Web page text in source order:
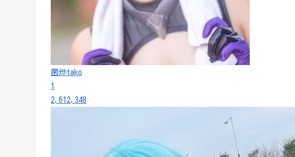
菌烨tako
1
2,612,348